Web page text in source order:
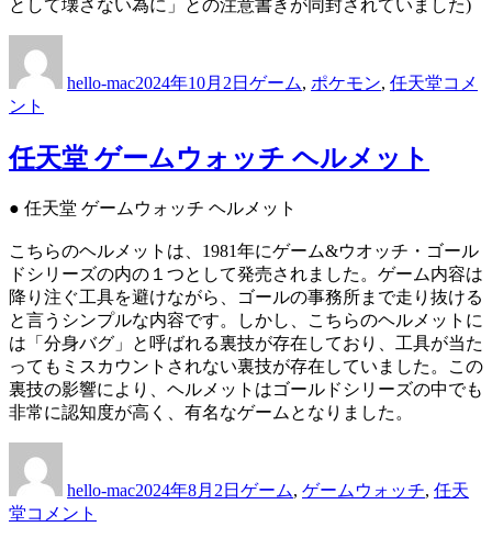
として壊さない為に」との注意書きが同封されていました)
者
hello-mac日:
2024年10月2日ゴ
ゲーム, ポケモン, 任天堂堂
ッ
ト
モ
ン
ス
タ
ー
ト
コメ
ント
任天堂 ゲームウォッチ ヘルメット
● 任天堂 ゲームウォッチ ヘルメット
こちらのヘルメットは、1981年にゲーム&ウオッチ・ゴール
ドシリーズの内の１つとして発売されました。ゲーム内容は
降り注ぐ工具を避けながら、ゴールの事務所まで走り抜ける
と言うシンプルな内容です。しかし、こちらのヘルメットに
は「分身バグ」と呼ばれる裏技が存在しており、工具が当た
ってもミスカウントされない裏技が存在していました。この
裏技の影響により、ヘルメットはゴールドシリーズの中でも
非常に認知度が高く、有名なゲームとなりました。
者
hello-mac日:
2024年8月2日ゴ
ゲーム, ゲームウォッチ, 任天
堂任
コメント